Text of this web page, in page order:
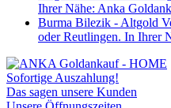
Ihrer Nähe: Anka
Burma Bilezik - Altgold
oder Reutlingen. In Ihrer
Sofortige Auszahlung!
Das sagen unsere Kunden